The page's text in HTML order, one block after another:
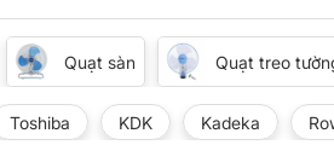
Quạt sàn Quạt treo
Toshiba KDK Kadeka